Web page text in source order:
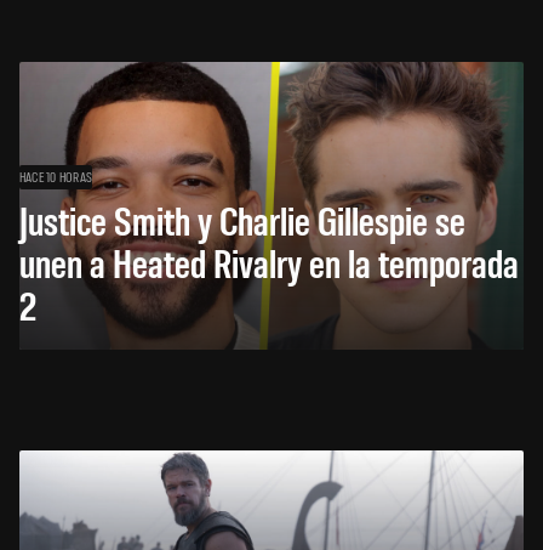
HACE 10 HORAS
Justice Smith y Charlie Gillespie se
unen a Heated Rivalry en la temporada
2